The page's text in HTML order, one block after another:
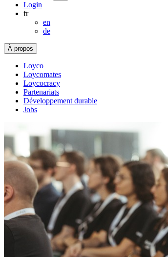
Login
fr
en
de
À propos
Loyco
Loycomates
Loycocracy
Partenariats
Développement durable
Jobs